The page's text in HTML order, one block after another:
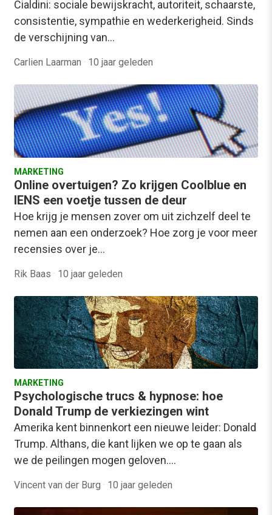
Cialdini: sociale bewijskracht, autoriteit, schaarste,
consistentie, sympathie en wederkerigheid. Sinds
de verschijning van…
Carlien Laarman · 10 jaar geleden
MARKETING
Online overtuigen? Zo krijgen Coolblue en
IENS een voetje tussen de deur
Hoe krijg je mensen zover om uit zichzelf deel te
nemen aan een onderzoek? Hoe zorg je voor meer
recensies over je…
Rik Baas · 10 jaar geleden
MARKETING
Psychologische trucs & hypnose: hoe
Donald Trump de verkiezingen wint
Amerika kent binnenkort een nieuwe leider: Donald
Trump. Althans, die kant lijken we op te gaan als
we de peilingen mogen geloven.…
Vincent van der Burg · 10 jaar geleden